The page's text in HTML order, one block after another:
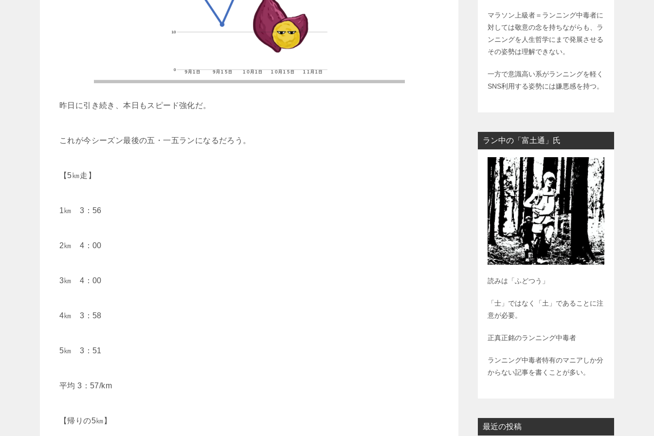
昨日に引き続き、本日もスピード強化だ。
これが今シーズン最後の五・一五ランになるだろう。
【5㎞走】
1㎞ 3：56
2㎞ 4：00
3㎞ 4：00
4㎞ 3：58
5㎞ 3：51
平均 3：57/km
【帰りの5㎞】
マラソン上級者＝ランニング中毒者に
対しては敬意の念を持ちながらも、ラ
ンニングを人生哲学にまで発展させる
その姿勢は理解できない。
一方で意識高い系がランニングを軽く
SNS利用する姿勢には嫌悪感を持つ。
ラン中の「富土通」氏
読みは「ふどつう」
「士」ではなく「土」であることに注
意が必要。
正真正銘のランニング中毒者
ランニング中毒者特有のマニアしか分
からない記事を書くことが多い。
最近の投稿